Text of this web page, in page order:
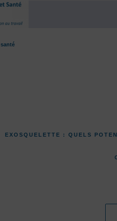
EXOSQUELETTE : QUELS